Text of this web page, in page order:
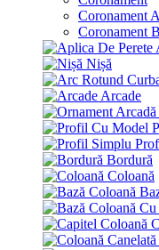
Coronament
Coronament
Nișă
Arcade
Bordură
Coloană